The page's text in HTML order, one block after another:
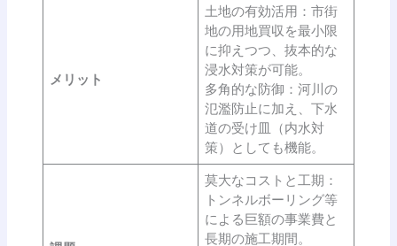
メリット
土地の有効活用：市街
地の用地買収を最小限
に抑えつつ、抜本的な
浸水対策が可能。
多角的な防御：河川の
氾濫防止に加え、下水
道の受け皿（内水対
策）としても機能。
莫大なコストと工期：
トンネルボーリング等
による巨額の事業費と
長期の施工期間。